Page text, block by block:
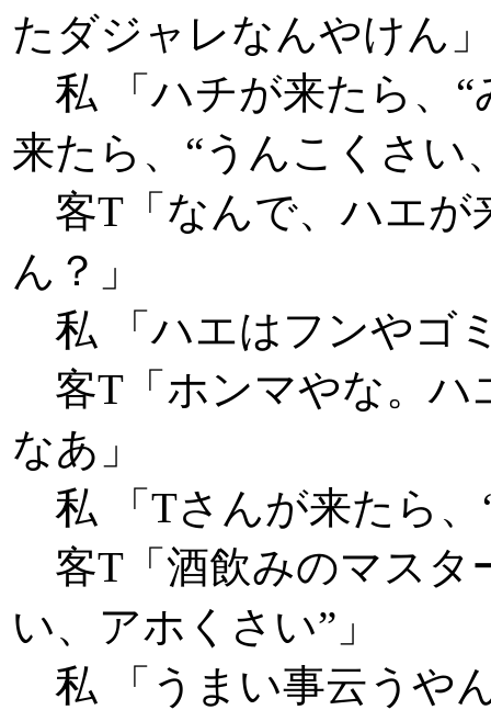
たダジャレなんやけん
私 「ハチが来たら、“
来たら、“うんこくさい
客T「なんで、ハエが
ん？」
私 「ハエはフンやゴ
客T「ホンマやな。ハ
なあ」
私 「Tさんが来たら、
客T「酒飲みのマスタ
い、アホくさい”」
私 「うまい事云うや